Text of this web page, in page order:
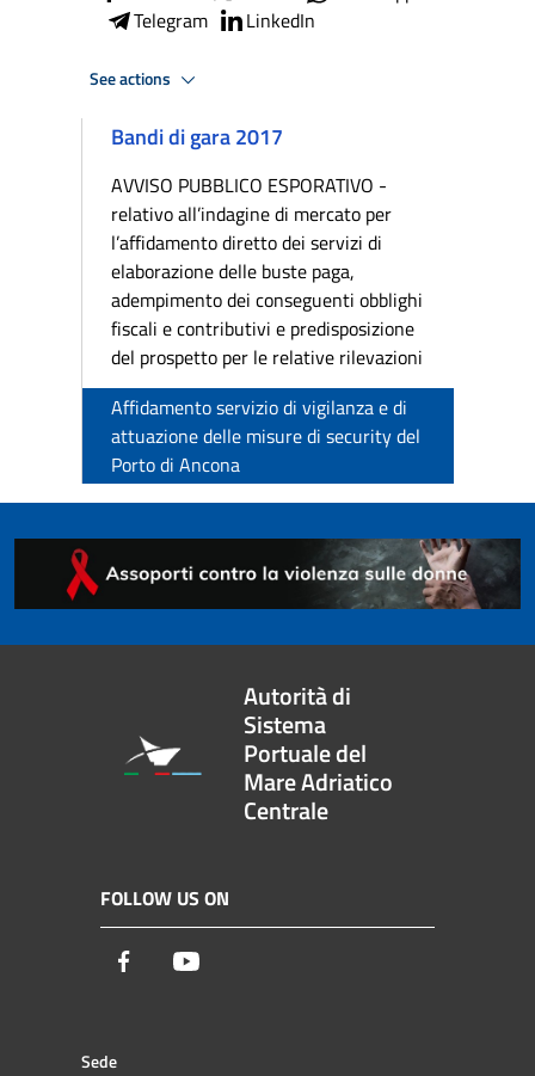
Telegram
LinkedIn
See actions
Bandi di gara 2017
AVVISO PUBBLICO ESPORATIVO -
relativo all’indagine di mercato per
l’affidamento diretto dei servizi di
elaborazione delle buste paga,
adempimento dei conseguenti obblighi
fiscali e contributivi e predisposizione
del prospetto per le relative rilevazioni
Affidamento servizio di vigilanza e di
attuazione delle misure di security del
Porto di Ancona
Autorità di
Sistema
Portuale del
Mare Adriatico
Centrale
FOLLOW US ON
Facebook
Sede